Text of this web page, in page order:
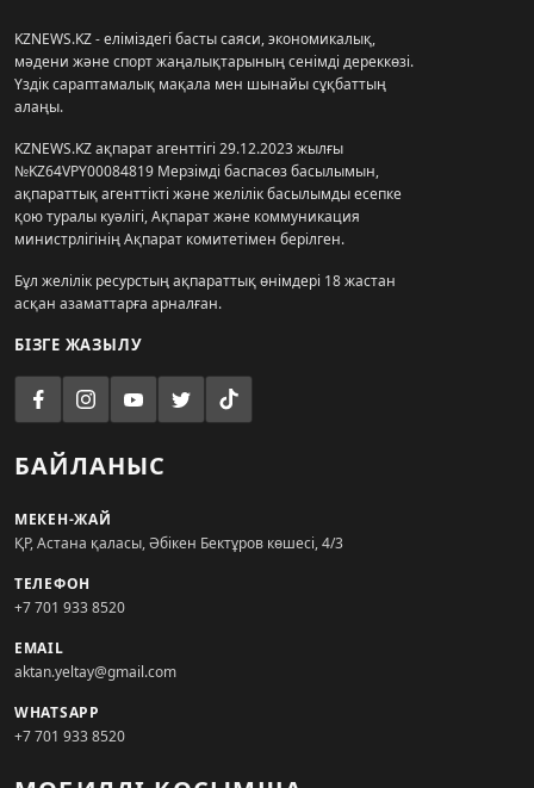
KZNEWS.KZ - еліміздегі басты саяси, экономикалық,
мәдени және спорт жаңалықтарының сенімді дереккөзі.
Үздік сараптамалық мақала мен шынайы сұқбаттың
алаңы.
KZNEWS.KZ ақпарат агенттігі 29.12.2023 жылғы
№KZ64VPY00084819 Мерзімді баспасөз басылымын,
ақпараттық агенттікті және желілік басылымды есепке
қою туралы куәлігі, Ақпарат және коммуникация
министрлігінің Ақпарат комитетімен берілген.
Бұл желілік ресурстың ақпараттық өнімдері 18 жастан
асқан азаматтарға арналған.
БІЗГЕ ЖАЗЫЛУ
БАЙЛАНЫС
МЕКЕН-ЖАЙ
ҚР, Астана қаласы, Әбікен Бектұров көшесі, 4/3
ТЕЛЕФОН
+7 701 933 8520
EMAIL
aktan.yeltay@gmail.com
WHATSAPP
+7 701 933 8520